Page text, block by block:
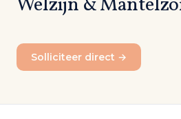
Solliciteer direct →